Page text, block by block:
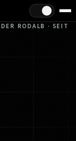
Hell/Dunkel
RODALB · SEIT